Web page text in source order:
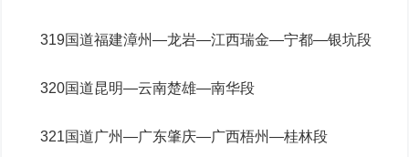
319国道福建漳州—龙岩—江西瑞金—宁都—银坑段
320国道昆明—云南楚雄—南华段
321国道广州—广东肇庆—广西梧州—桂林段